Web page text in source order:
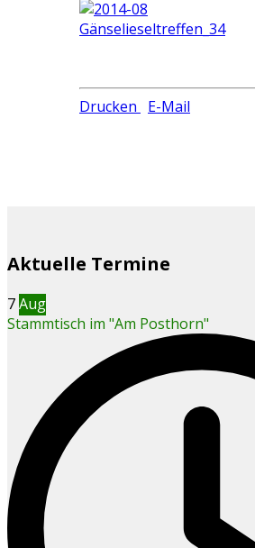
Drucken E-Mail
Aktuelle Termine
7Aug
Stammtisch im "Am Posthorn"